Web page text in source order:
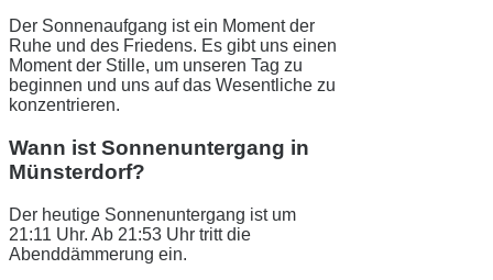
Der Sonnenaufgang ist ein Moment der
Ruhe und des Friedens. Es gibt uns einen
Moment der Stille, um unseren Tag zu
beginnen und uns auf das Wesentliche zu
konzentrieren.
Wann ist Sonnenuntergang in
Münsterdorf?
Der heutige Sonnenuntergang ist um
21:11 Uhr. Ab 21:53 Uhr tritt die
Abenddämmerung ein.